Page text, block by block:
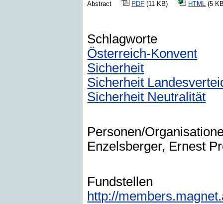
Abstract PDF (11 KB) HTML (5
Schlagworte
Österreich-Konvent
Sicherheit
Sicherheit
Sicherheit Neutralität
Personen/
Enzelsberger, Ernest
Fundstellen
http://